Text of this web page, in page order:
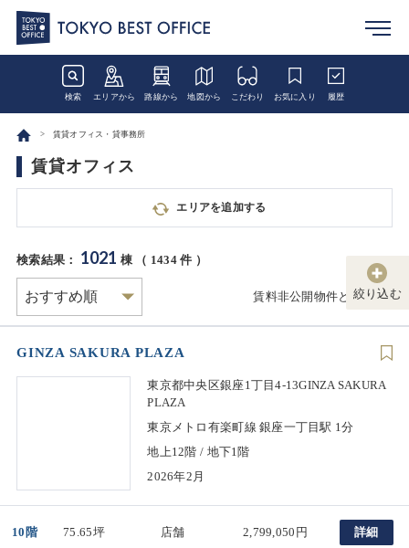
検索 エリアから 路線から 地図から こだわり お気に入り 履歴
賃貸オフィス・貸事務所
賃貸オフィス
エリアを追加する
絞り込む
検索結果： 1021 棟 （ 1434件 ）
賃料非公開物件とは
GINZA SAKURA PLAZA
東京都中央区銀座1丁目4-13GINZA SAKURA
PLAZA
東京メトロ有楽町線 銀座一丁目駅 1分
地上12階 / 地下1階
2026年2月
10階 75.65坪 店舗 2,799,050円 詳細